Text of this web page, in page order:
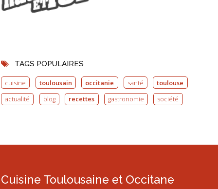
TAGS POPULAIRES
cuisine toulousain occitanie santé
toulouse
actualité
blog recettes gastronomie société
Cuisine Toulousaine et Occitane